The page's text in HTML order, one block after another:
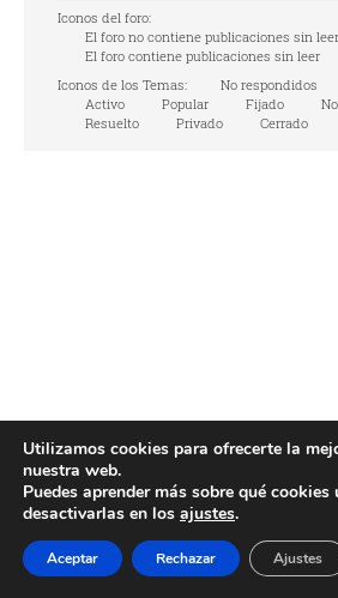
Iconos del foro:
El foro no contiene publicaciones sin leer
El foro contiene publicaciones sin leer
Iconos de los Temas:
No respondidos
Activo
Popular Fijado
Resuelto
Privado Cerrado
Utilizamos cookies para ofrecerte la
nuestra web.
Puedes aprender más sobre qué
desactivarlas en los ajustes.
Aceptar Rechazar Ajustes